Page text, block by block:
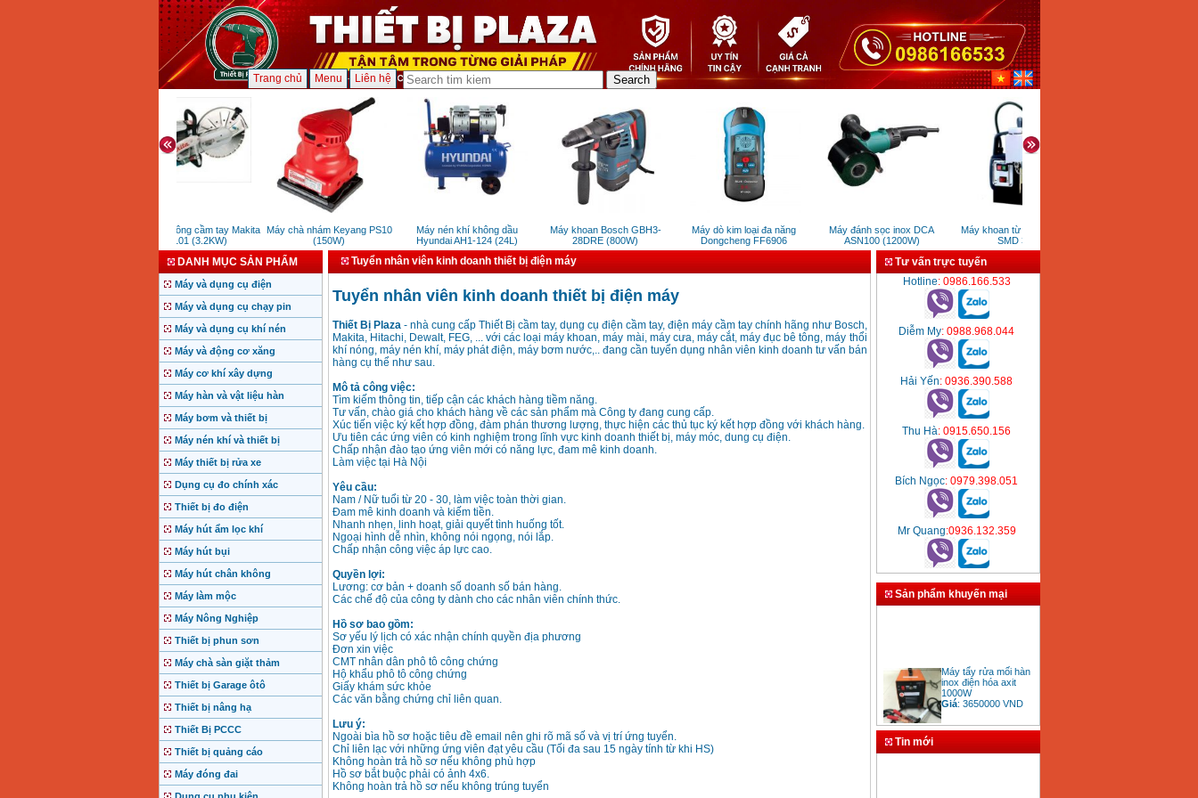
Trang chủ Menu Liên hệ
Máy cắt bê tông cầm tay Makita
EK6101 (3.2KW)
Máy chà nhám Keyang PS10
(150W)
Máy nén khí không dầu
Hyundai AH1-124 (24L)
Máy khoan Bosch GBH3-
28DRE (800W)
Máy dò kim loại đa năng
Dongcheng FF6906
Máy đánh sọc inox DCA
ASN100 (1200W)
Máy khoan từ đài loan AGP
SMD 351L
DANH MỤC SẢN PHẨM
Máy và dụng cụ điện
Máy và dụng cụ chạy pin
Máy và dụng cụ khí nén
Máy và động cơ xăng
Máy cơ khí xây dựng
Máy hàn và vật liệu hàn
Máy bơm và thiết bị
Máy nén khí và thiết bị
Máy thiết bị rửa xe
Dụng cụ đo chính xác
Thiết bị đo điện
Máy hút ẩm lọc khí
Máy hút bụi
Máy hút chân không
Máy làm mộc
Máy Nông Nghiệp
Thiết bị phun sơn
Máy chà sàn giặt thảm
Thiết bị Garage ôtô
Thiết bị nâng hạ
Thiết Bị PCCC
Thiết bị quảng cáo
Máy đóng đai
Tuyển nhân viên kinh doanh thiết bị điện máy
Tuyển nhân viên kinh doanh thiết bị điện máy
Thiết Bị Plaza - nhà cung cấp Thiết Bị cầm tay, dụng cụ điện cầm tay, điện máy cầm tay chính hãng như Bosch,
Makita, Hitachi, Dewalt, FEG, ... với các loại máy khoan, máy mài, máy cưa, máy cắt, máy đục bê tông, máy thổi
khí nóng, máy nén khí, máy phát điện, máy bơm nước,.. đang cần tuyển dụng nhân viên kinh doanh tư vấn bán
hàng cụ thể như sau.
Mô tả công việc:
Tìm kiếm thông tin, tiếp cận các khách hàng tiềm năng.
Tư vấn, chào giá cho khách hàng về các sản phẩm mà Công ty đang cung cấp.
Xúc tiến việc ký kết hợp đồng, đàm phán thương lượng, thực hiện các thủ tục ký kết hợp đồng với khách hàng.
Ưu tiên các ứng viên có kinh nghiệm trong lĩnh vực kinh doanh thiết bị, máy móc, dung cụ điện.
Chấp nhận đào tạo ứng viên mới có năng lực, đam mê kinh doanh.
Làm việc tại Hà Nội
Yêu cầu:
Nam / Nữ tuổi từ 20 - 30, làm việc toàn thời gian.
Đam mê kinh doanh và kiếm tiền.
Nhanh nhẹn, linh hoạt, giải quyết tình huống tốt.
Ngoại hình dễ nhìn, không nói ngọng, nói lắp.
Chấp nhận công việc áp lực cao.
Quyền lợi:
Lương: cơ bản + doanh số doanh số bán hàng.
Các chế độ của công ty dành cho các nhân viên chính thức.
Hồ sơ bao gồm:
Sơ yếu lý lịch có xác nhận chính quyền địa phương
Đơn xin việc
CMT nhân dân phô tô công chứng
Hộ khẩu phô tô công chứng
Giấy khám sức khỏe
Các văn bằng chứng chỉ liên quan.
Lưu ý:
Ngoài bìa hồ sơ hoặc tiêu đề email nên ghi rõ mã số và vị trí ứng tuyển.
Chỉ liên lạc với những ứng viên đạt yêu cầu (Tối đa sau 15 ngày tính từ khi HS)
Không hoàn trả hồ sơ nếu không phù hợp
Hồ sơ bắt buộc phải có ảnh 4x6.
Không hoàn trả hồ sơ nếu không trúng tuyển
Tư vấn trực tuyến
Hotline: 0986.166.533
Diễm My: 0988.968.044
Hải Yến: 0936.390.588
Thu Hà: 0915.650.156
Bích Ngọc: 0979.398.051
Mr Quang:0936.132.359
Sản phẩm khuyến mại
Máy tẩy rửa mối hàn
inox điện hóa axit
1000W
Giá:3650000
Tin mới